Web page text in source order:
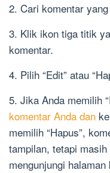
2. Cari komentar
3. Klik ikon tiga titik
komentar.
4. Pilih “Edit” atau
5. Jika Anda memilih
komentar Anda dan
memilih “Hapus”,
tampilan, tetapi
mengunjungi halaman